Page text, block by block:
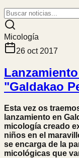
Micología
26 oct 2017
"Galdakao
Esta vez os
lanzamiento en
micología creado
niños en el
se encarga de la
micológicas que